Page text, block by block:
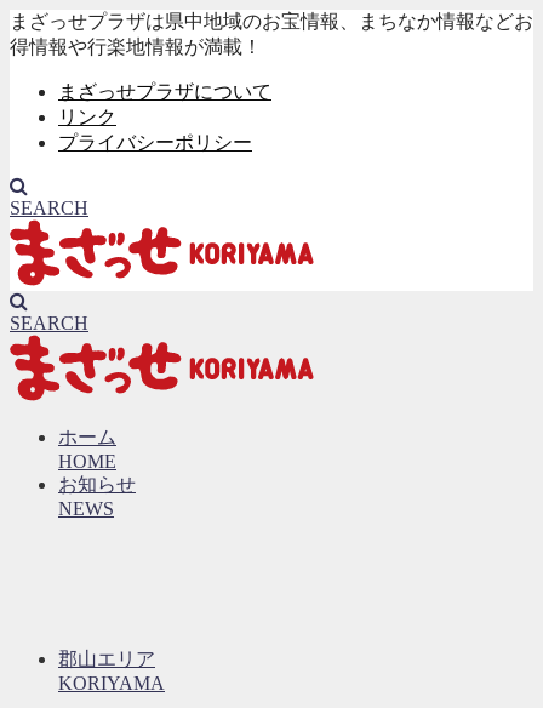
まざっせプラザは県中地域のお宝情報、まちなか情報などお
得情報や行楽地情報が満載！
まざっせプラザについて
リンク
プライバシーポリシー
SEARCH
SEARCH
ホーム
HOME
お知らせ
NEWS
郡山エリア
KORIYAMA